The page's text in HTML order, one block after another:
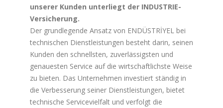
unserer Kunden unterliegt der INDUSTRIE-
Versicherung.
Der grundlegende Ansatz von ENDÜSTRİYEL bei
technischen Dienstleistungen besteht darin, seinen
Kunden den schnellsten, zuverlässigsten und
genauesten Service auf die wirtschaftlichste Weise
zu bieten. Das Unternehmen investiert ständig in
die Verbesserung seiner Dienstleistungen, bietet
technische Servicevielfalt und verfolgt die